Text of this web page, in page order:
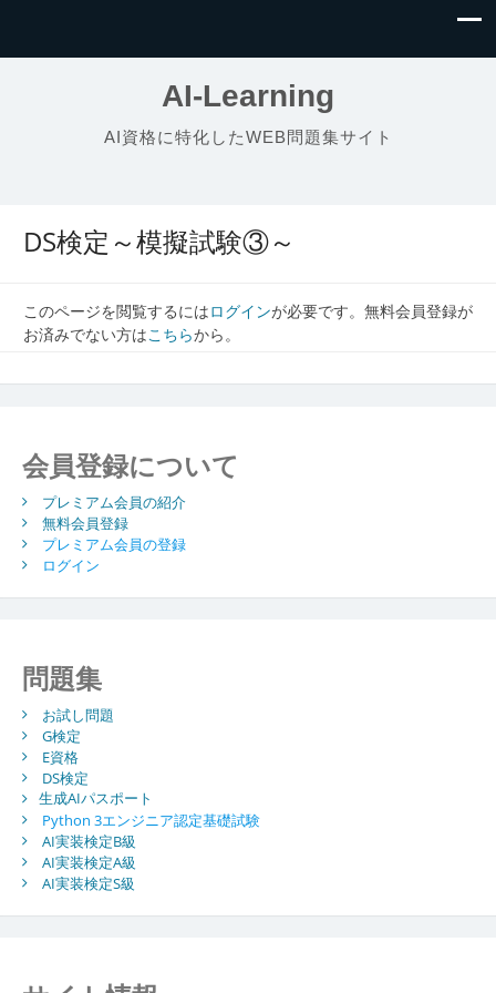
AI-Learning
AI資格に特化したWEB問題集サイト
DS検定～模擬試験③～
このページを閲覧するにはログインが必要です。無料会員登録が
お済みでない方はこちらから。
会員登録について
プレミアム会員の紹介
無料会員登録
プレミアム会員の登録
ログイン
問題集
お試し問題
G検定
E資格
DS検定
生成AIパスポート
Python 3エンジニア認定基礎試験
AI実装検定B級
AI実装検定A級
AI実装検定S級